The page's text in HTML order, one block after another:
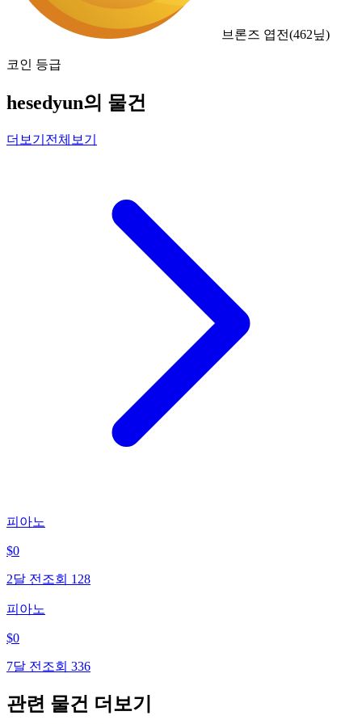
브론즈 엽전(462닢)
코인 등급
hesedyun의 물건
더보기 전체보기
피아노
$0
2달 전 조회 128
피아노
$0
7달 전 조회 336
관련 물건 더보기